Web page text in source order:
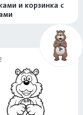
и корзинка с